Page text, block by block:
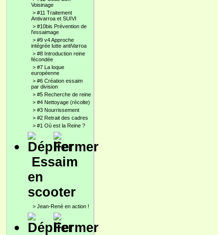
Voisinage
> #11 Traitement
Antivarroa et SUIVI
> #10bis Prévention de
l'essaimage
> #9 v4 Approche
intégrée lutte antiVarroa
> #8 Introduction reine
fécondée
> #7 La loque
européenne
> #6 Création essaim
par division
> #5 Recherche de reine
> #4 Nettoyage (récolte)
> #3 Nourrissement
> #2 Retrait des cadres
> #1 Où est la Reine ?
Essaim
en
scooter
> Jean-René en action !